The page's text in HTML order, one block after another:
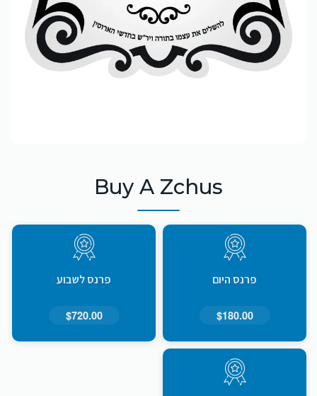
Buy A Zchus
פרנס היום
$180.00
פרנס לשבוע
$720.00